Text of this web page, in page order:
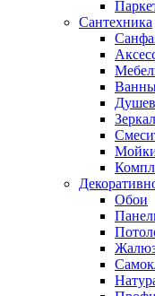
Сантехника
Обои